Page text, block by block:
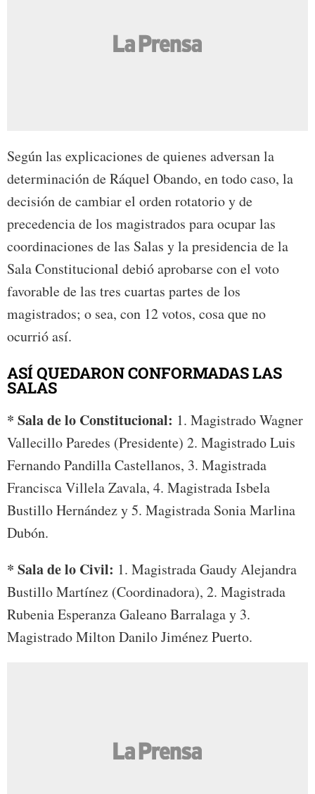
Según las explicaciones de quienes adversan la
determinación de Ráquel Obando, en todo caso, la
decisión de cambiar el orden rotatorio y de
precedencia de los magistrados para ocupar las
coordinaciones de las Salas y la presidencia de la
Sala Constitucional debió aprobarse con el voto
favorable de las tres cuartas partes de los
magistrados; o sea, con 12 votos, cosa que no
ocurrió así.
ASÍ QUEDARON CONFORMADAS LAS
SALAS
* Sala de lo Constitucional: 1. Magistrado Wagner
Vallecillo Paredes (Presidente) 2. Magistrado Luis
Fernando Pandilla Castellanos, 3. Magistrada
Francisca Villela Zavala, 4. Magistrada Isbela
Bustillo Hernández y 5. Magistrada Sonia Marlina
Dubón.
* Sala de lo Civil: 1. Magistrada Gaudy Alejandra
Bustillo Martínez (Coordinadora), 2. Magistrada
Rubenia Esperanza Galeano Barralaga y 3.
Magistrado Milton Danilo Jiménez Puerto.